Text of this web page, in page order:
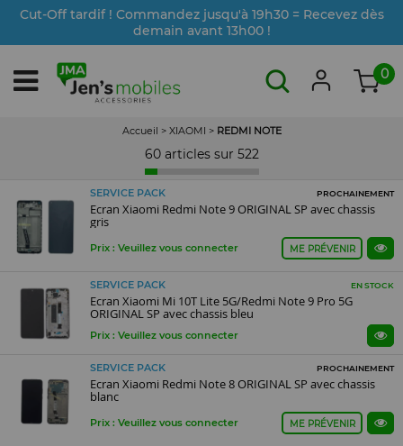
Cut-Off tardif ! Commandez jusqu'à 19h30 = Recevez dès
demain avant 13h00 !
0
Accueil > XIAOMI > REDMI NOTE
60 articles sur 522
SERVICE PACK PROCHAINEMENT
Ecran Xiaomi Redmi Note 9 ORIGINAL SP avec chassis
gris
Prix : Veuillez vous connecter ME PRÉVENIR
SERVICE PACK EN STOCK
Ecran Xiaomi Mi 10T Lite 5G/Redmi Note 9 Pro 5G
ORIGINAL SP avec chassis bleu
Prix : Veuillez vous connecter
SERVICE PACK PROCHAINEMENT
Ecran Xiaomi Redmi Note 8 ORIGINAL SP avec chassis
blanc
Prix : Veuillez vous connecter ME PRÉVENIR